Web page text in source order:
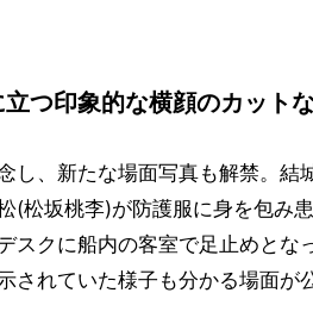
つ印象的な横顔のカット
し、新たな場面写真も解禁。
(松坂桃李)が防護服に身を包み
スクに船内の客室で足止めとな
されていた様子も分かる場面が